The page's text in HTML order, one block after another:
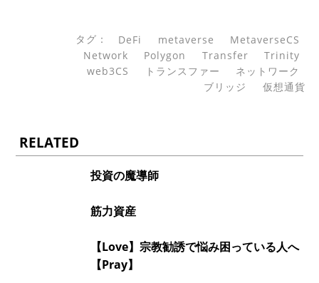
タグ： DeFi metaverse
MetaverseCS
Network
Polygon Transfer
Trinity
web3CS
トランスファー
ネットワーク
ブリッジ
仮想通貨
RELATED
投資の魔導師
筋力資産
【Love】宗教勧誘で悩み困っている人へ
【Pray】